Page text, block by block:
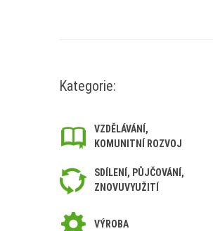
Kategorie:
VZDĚLÁVÁNÍ,
KOMUNITNÍ ROZVOJ
SDÍLENÍ, PŮJČOVÁNÍ,
ZNOVUVYUŽITÍ
VÝROBA